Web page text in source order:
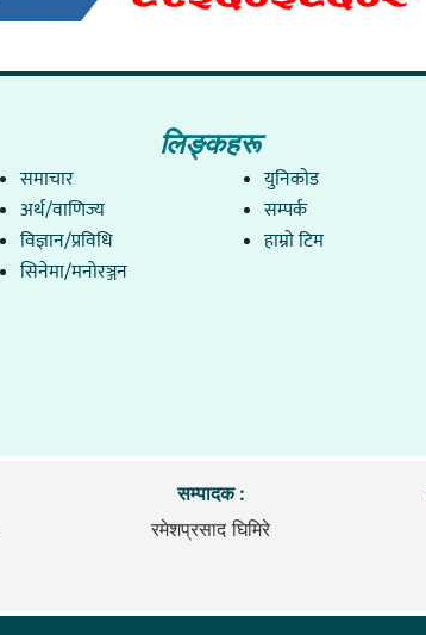
लिङ्कहरू
समाचार
अर्थ/वाणिज्य
विज्ञान/प्रविधि
सिनेमा/मनोरञ्जन
युनिकाेड
सम्पर्क
हाम्राे टिम
सम्पादक :
रमेशप्रसाद घिमिरे